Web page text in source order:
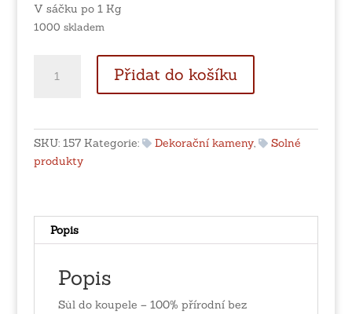
V sáčku po 1 Kg
1000 skladem
Přidat do košíku
SKU: 157 Kategorie: Dekorační kameny,
Solné
produkty
Popis
Popis
Sůl do koupele – 100% přírodní bez